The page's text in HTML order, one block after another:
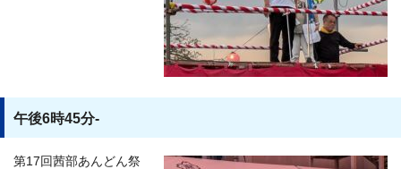
午後6時45分-
第17回茜部あんどん祭